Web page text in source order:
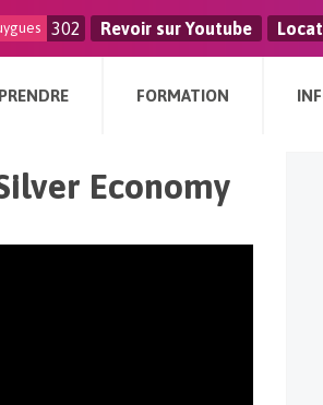
302 Revoir sur Youtube
FORMATION
Economy